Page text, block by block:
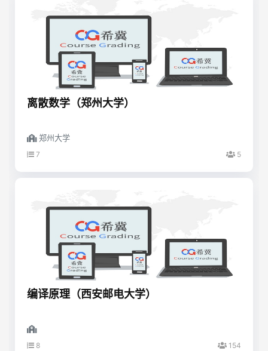
离散数学（郑州大学）
郑州大学
7 5
编译原理（西安邮电大学）
8 154